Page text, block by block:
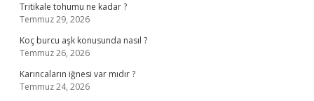
Tritikale tohumu ne kadar ?
Temmuz 29, 2026
Koç burcu aşk konusunda nasıl ?
Temmuz 26, 2026
Karıncaların iğnesi var mıdır ?
Temmuz 24, 2026